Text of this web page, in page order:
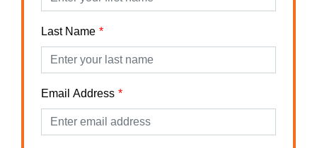
Last Name
Email Address